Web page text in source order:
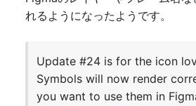
れるようになったようです。
Update #24 is for the icon
Symbols will now render
you want to use them in